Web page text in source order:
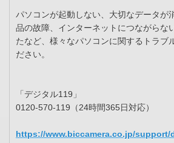
パソコンが起動しない、大切なデータが
品の故障、インターネットにつながらな
たなど、様々なパソコンに関するトラブ
ださい。
「デジタル119」
0120-570-119（24時間365日対応）
https://www.biccamera.co.jp/support/